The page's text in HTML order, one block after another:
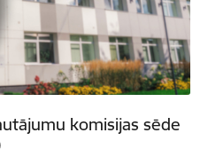
komisijas sēde